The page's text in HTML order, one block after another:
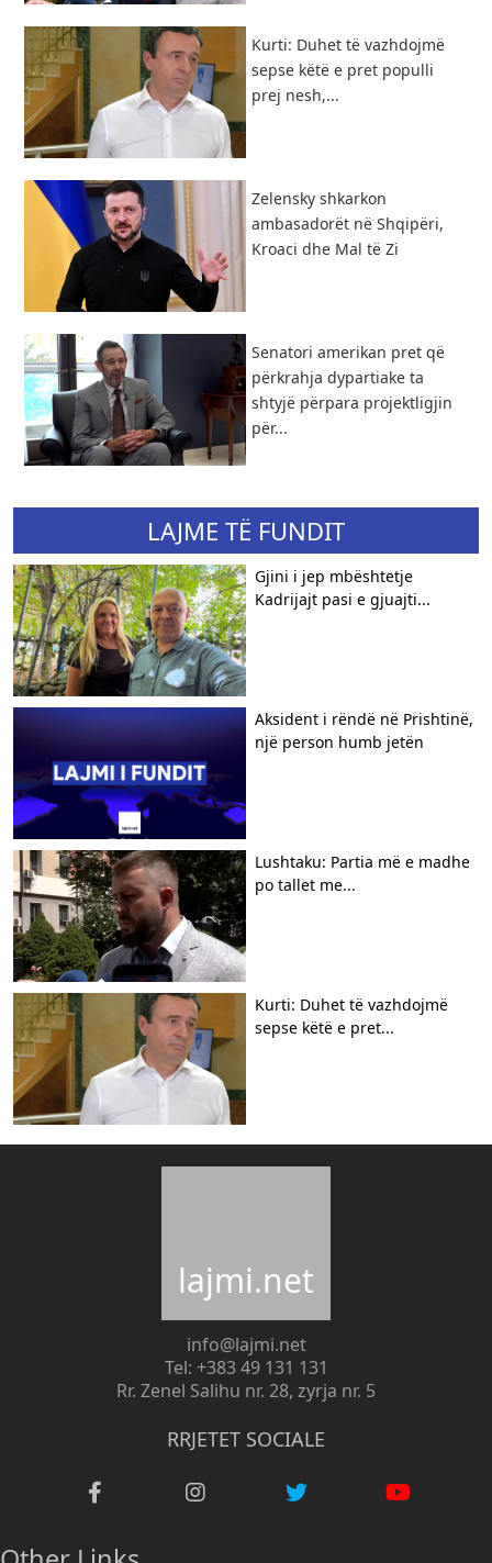
Kurti: Duhet të vazhdojmë
sepse këtë e pret populli
prej nesh,...
Zelensky shkarkon
ambasadorët në Shqipëri,
Kroaci dhe Mal të Zi
Senatori amerikan pret që
përkrahja dypartiake ta
shtyjë përpara projektligjin
për...
LAJME TË FUNDIT
Gjini i jep mbështetje
Kadrijajt pasi e gjuajti...
Aksident i rëndë në Prishtinë,
një person humb jetën
Lushtaku: Partia më e madhe
po tallet me...
Kurti: Duhet të vazhdojmë
sepse këtë e pret...
lajmi.net
info@lajmi.net
Tel: +383 49 131 131
Rr. Zenel Salihu nr. 28, zyrja nr. 5
RRJETET SOCIALE